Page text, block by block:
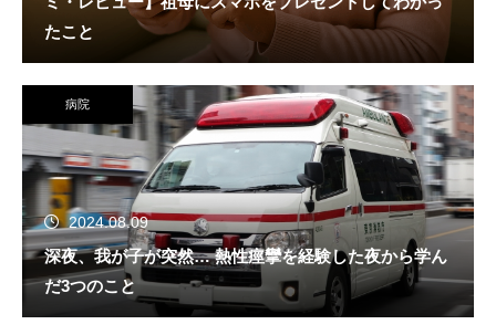
たこと
病院
2024.08.09
深夜、我が子が突然… 熱性痙攣を経験した夜から学ん
だ3つのこと